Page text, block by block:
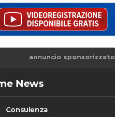
annuncio sponsorizzato
News
Consulenza